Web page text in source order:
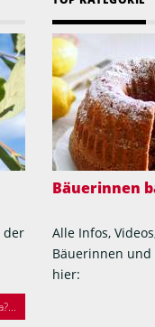
der
Bäuerinnen
Alle Infos,
Bäuerinnen
hier: